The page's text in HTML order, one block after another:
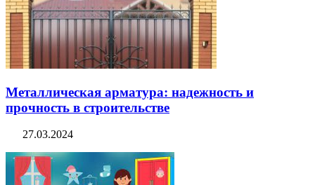
Металлическая арматура: надежность и
прочность в строительстве
27.03.2024